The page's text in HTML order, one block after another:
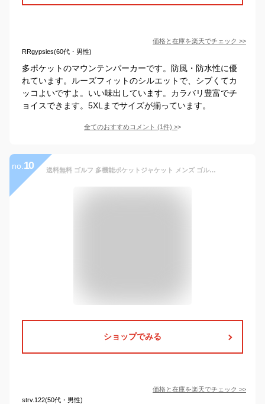
価格と在庫を楽天でチェック >>
RRgypsies(60代・男性)
多ポケットのマウンテンパーカーです。防風・防水性に優
れています。ルーズフィットのシルエットで、シブくてカ
ッコよいですよ。いい味出しています。カラバリ豊富でチ
ョイスできます。5XLまでサイズが揃っています。
全てのおすすめコメント (1件) >
no. 10 送料無料 ゴルフ 多機能ポケットジャケット メンズ ゴルフウェア GIORNO SEVEN ジョルノセブン アウター ブルゾン ジップアップ フード パーカー 秋冬 トップイズム
ショップでみる
価格と在庫を楽天でチェック >>
strv.122(50代・男性)